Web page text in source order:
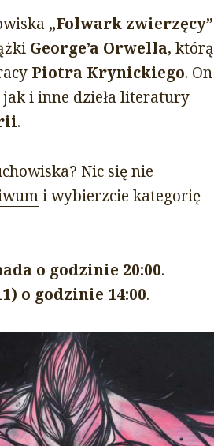
„Folwark zwierzęcy”
George’a Orwella, którą
Piotra Krynickiego. On
i inne dzieła literatury
.
Nic się nie
i wybierzcie kategorię
o godzinie 20:00.
o godzinie 14:00.